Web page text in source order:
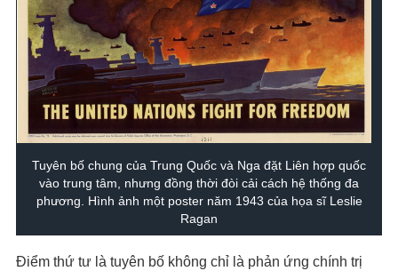
Tuyên bố chung của Trung Quốc và Nga đặt Liên hợp quốc
vào trung tâm, nhưng đồng thời đòi cải cách hệ thống đa
phương. Hình ảnh một poster năm 1943 của họa sĩ Leslie
Ragan
Điểm thứ tư là tuyên bố không chỉ là phản ứng chính trị